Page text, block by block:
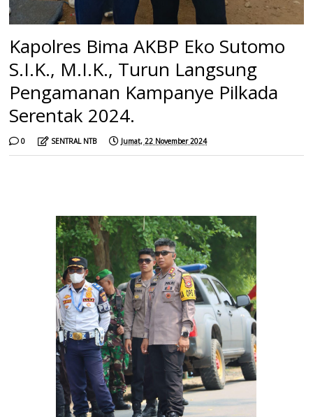
Kapolres Bima AKBP Eko Sutomo
S.I.K., M.I.K., Turun Langsung
Pengamanan Kampanye Pilkada
Serentak 2024.
0 SENTRAL NTB Jumat, 22 November 2024